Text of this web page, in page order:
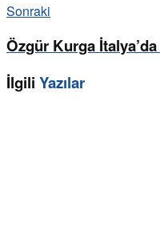
Sonraki
Özgür Kurga
İlgili Yazılar